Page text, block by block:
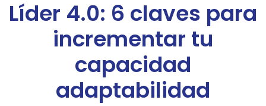
Líder 4.0: 6 claves para
incrementar tu
capacidad
adaptabilidad